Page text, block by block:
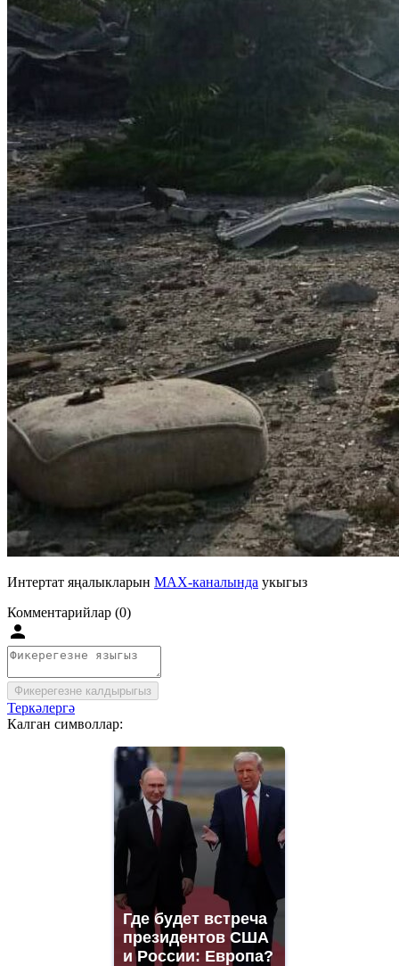
Интертат яңалыкларын MAX-каналында укыгыз
Комментарийлар (0)
Фикерегезне калдырыгыз
Теркәлергә
Калган символлар:
Где будет встреча
президентов США
и России: Европа?